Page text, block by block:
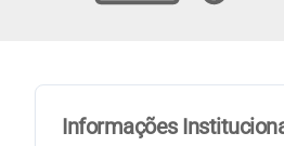
Informações